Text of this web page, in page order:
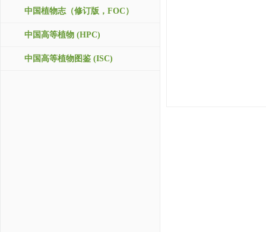
中国植物志（修订版，FOC）
中国高等植物 (HPC)
中国高等植物图鉴 (ISC)